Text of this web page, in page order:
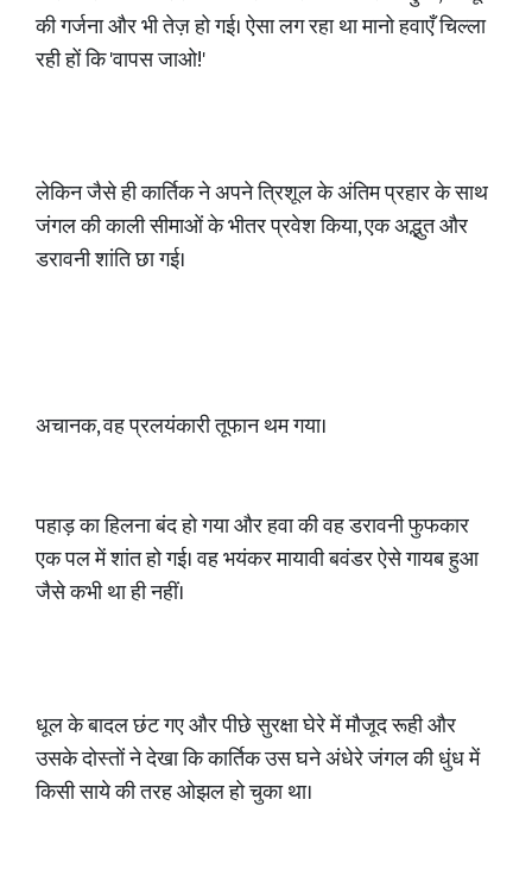
की गर्जना और भी तेज़ हो गई। ऐसा लग रहा था मानो हवाएँ चिल्ला
रही हों कि 'वापस जाओ!'
लेकिन जैसे ही कार्तिक ने अपने त्रिशूल के अंतिम प्रहार के साथ
जंगल की काली सीमाओं के भीतर प्रवेश किया, एक अद्भुत और
डरावनी शांति छा गई।
अचानक, वह प्रलयंकारी तूफान थम गया।
पहाड़ का हिलना बंद हो गया और हवा की वह डरावनी फुफकार
एक पल में शांत हो गई। वह भयंकर मायावी बवंडर ऐसे गायब हुआ
जैसे कभी था ही नहीं।
धूल के बादल छंट गए और पीछे सुरक्षा घेरे में मौजूद रूही और
उसके दोस्तों ने देखा कि कार्तिक उस घने अंधेरे जंगल की धुंध में
किसी साये की तरह ओझल हो चुका था।